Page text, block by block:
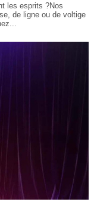
les esprits ?Nos
de ligne ou de voltige